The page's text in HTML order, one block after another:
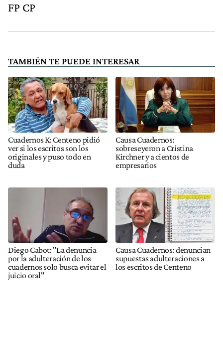
FP CP
TAMBIÉN TE PUEDE INTERESAR
Cuadernos K: Centeno pidió
ver si los escritos son los
originales y puso todo en
duda
Causa Cuadernos:
sobreseyeron a Cristina
Kirchner y a cientos de
empresarios
Diego Cabot: "La denuncia
por la adulteración de los
cuadernos solo busca evitar el
juicio oral"
Causa Cuadernos: denuncian
supuestas adulteraciones a
los escritos de Centeno